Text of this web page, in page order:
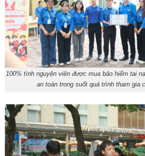
100% tình nguyện viên được mua bảo hiểm tai
an toàn trong suốt quá trình tham gia